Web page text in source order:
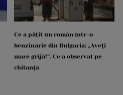
Ce a pățit un român într-o
benzinărie din Bulgaria: „Aveți
mare grijă!”. Ce a observat pe
chitanță